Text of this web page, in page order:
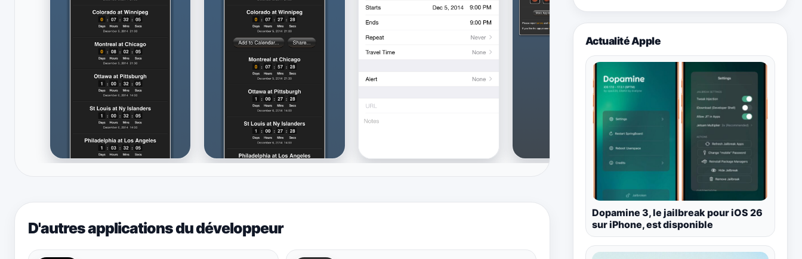
D'autres applications du développeur
Actualité Apple
Dopamine 3, le jailbreak pour iOS 26
sur iPhone, est disponible